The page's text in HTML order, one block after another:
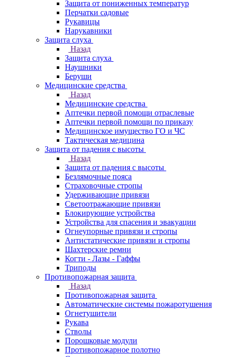
Защита от пониженных температур
Перчатки садовые
Рукавицы
Нарукавники
Защита слуха
Назад
Защита слуха
Наушники
Беруши
Медицинские средства
Назад
Медицинские средства
Аптечки первой помощи отраслевые
Аптечки первой помощи по приказу
Медицинское имущество ГО и ЧС
Тактическая медицина
Защита от падения с высоты
Назад
Защита от падения с высоты
Безлямочные пояса
Страховочные стропы
Удерживающие привязи
Светоотражающие привязи
Блокирующие устройства
Устройства для спасения и эвакуации
Огнеупорные привязи и стропы
Антистатические привязи и стропы
Шахтерские ремни
Когти - Лазы - Гаффы
Триподы
Противопожарная защита
Назад
Противопожарная защита
Автоматические системы пожаротушения
Огнетушители
Рукава
Стволы
Порошковые модули
Противопожарное полотно